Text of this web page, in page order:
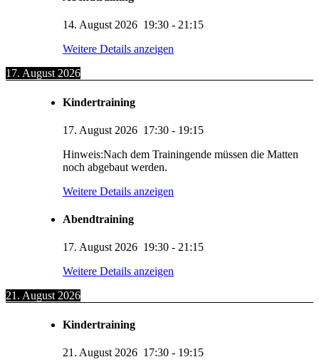
14. August 2026 19:30 - 21:15
Weitere Details anzeigen
17. August 2026
Kindertraining
17. August 2026 17:30 - 19:15
Hinweis:Nach dem Trainingende müssen die Matten
noch abgebaut werden.
Weitere Details anzeigen
Abendtraining
17. August 2026 19:30 - 21:15
Weitere Details anzeigen
21. August 2026
Kindertraining
21. August 2026 17:30 - 19:15